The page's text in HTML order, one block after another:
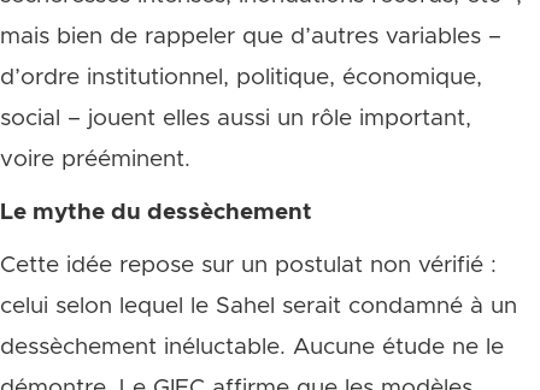
mais bien de rappeler que d’autres variables –
d’ordre institutionnel, politique, économique,
social – jouent elles aussi un rôle important,
voire prééminent.
Le mythe du dessèchement
Cette idée repose sur un postulat non vérifié :
celui selon lequel le Sahel serait condamné à un
dessèchement inéluctable. Aucune étude ne le